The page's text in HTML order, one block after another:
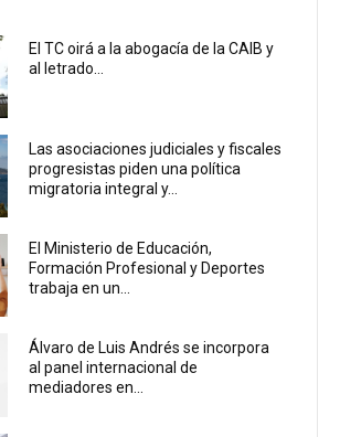
El TC oirá a la abogacía de la CAIB y
al letrado...
Las asociaciones judiciales y fiscales
progresistas piden una política
migratoria integral y...
El Ministerio de Educación,
Formación Profesional y Deportes
trabaja en un...
Álvaro de Luis Andrés se incorpora
al panel internacional de
mediadores en...